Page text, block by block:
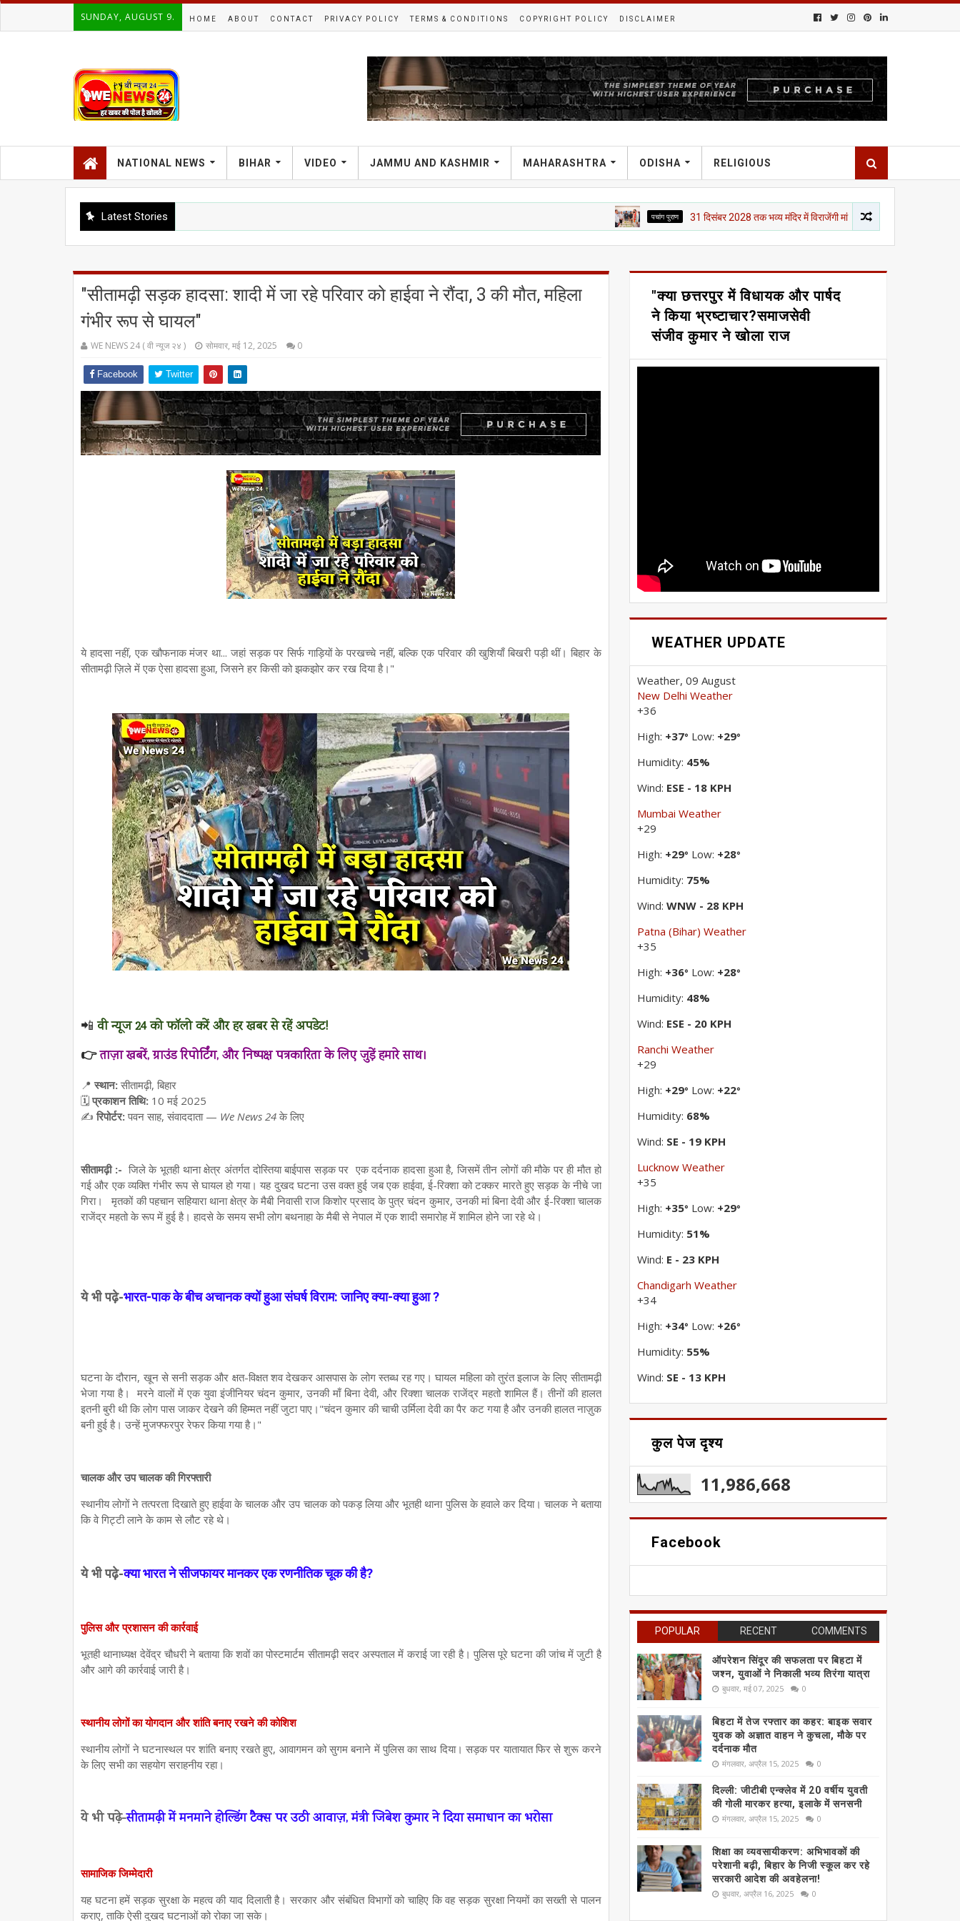
SUNDAY, AUGUST 9. HOME ABOUT CONTACT PRIVACY POLICY TERMS & CONDITIONS COPYRIGHT POLICY DISCLAIMER
NATIONAL NEWS BIHAR VIDEO JAMMU AND KASHMIR MAHARASHTRA ODISHA RELIGIOUS
Latest Stories पचांग पुराण 31 दिसंबर 2028 तक भव्य मंदिर में विराजेंगी मां जानकी, पुनौराधाम के विकास को मिलेगी नई
"सीतामढ़ी सड़क हादसा: शादी में जा रहे परिवार को हाईवा ने रौंदा, 3 की मौत, महिला
गंभीर रूप से घायल"
WE NEWS 24 ( वी न्यूज २४ ) सोमवार, मई 12, 2025 0
Facebook Twitter
ये हादसा नहीं, एक खौफनाक मंजर था... जहां सड़क पर सिर्फ गाड़ियों के परखच्चे नहीं, बल्कि एक परिवार की खुशियाँ बिखरी पड़ी थीं। बिहार के
सीतामढ़ी ज़िले में एक ऐसा हादसा हुआ, जिसने हर किसी को झकझोर कर रख दिया है।"
📲वी न्यूज 24 को फॉलो करें और हर खबर से रहें अपडेट!
👉ताज़ा खबरें, ग्राउंड रिपोर्टिंग, और निष्पक्ष पत्रकारिता के लिए जुड़ें हमारे साथ।
📍 स्थान: सीतामढ़ी, बिहार
🗓️ प्रकाशन तिथि: 10 मई 2025
✍️ रिपोर्टर: पवन साह, संवाददाता — We News 24 के लिए
सीतामढ़ी :- जिले के भूतही थाना क्षेत्र अंतर्गत दोस्तिया बाईपास सड़क पर एक दर्दनाक हादसा हुआ है, जिसमें तीन लोगों की मौके पर ही मौत हो
गई और एक व्यक्ति गंभीर रूप से घायल हो गया। यह दुखद घटना उस वक्त हुई जब एक हाईवा, ई-रिक्शा को टक्कर मारते हुए सड़क के नीचे जा
गिरा। मृतकों की पहचान सहियारा थाना क्षेत्र के मैबी निवासी राज किशोर प्रसाद के पुत्र चंदन कुमार, उनकी मां बिना देवी और ई-रिक्शा चालक
राजेंद्र महतो के रूप में हुई है। हादसे के समय सभी लोग बथनाहा के मैबी से नेपाल में एक शादी समारोह में शामिल होने जा रहे थे।
ये भी पढ़े-भारत-पाक के बीच अचानक क्यों हुआ संघर्ष विराम: जानिए क्या-क्या हुआ ?
घटना के दौरान, खून से सनी सड़क और क्षत-विक्षत शव देखकर आसपास के लोग स्तब्ध रह गए। घायल महिला को तुरंत इलाज के लिए सीतामढ़ी
भेजा गया है। मरने वालों में एक युवा इंजीनियर चंदन कुमार, उनकी माँ बिना देवी, और रिक्शा चालक राजेंद्र महतो शामिल हैं। तीनों की हालत
इतनी बुरी थी कि लोग पास जाकर देखने की हिम्मत नहीं जुटा पाए।"चंदन कुमार की चाची उर्मिला देवी का पैर कट गया है और उनकी हालत नाज़ुक
बनी हुई है। उन्हें मुजफ्फरपुर रेफर किया गया है।"
चालक और उप चालक की गिरफ्तारी
स्थानीय लोगों ने तत्परता दिखाते हुए हाईवा के चालक और उप चालक को पकड़ लिया और भूतही थाना पुलिस के हवाले कर दिया। चालक ने बताया
कि वे गिट्टी लाने के काम से लौट रहे थे।
ये भी पढ़े-क्या भारत ने सीजफायर मानकर एक रणनीतिक चूक की है?
पुलिस और प्रशासन की कार्रवाई
भूतही थानाध्यक्ष देवेंद्र चौधरी ने बताया कि शवों का पोस्टमार्टम सीतामढ़ी सदर अस्पताल में कराई जा रही है। पुलिस पूरे घटना की जांच में जुटी है
और आगे की कार्रवाई जारी है।
स्थानीय लोगों का योगदान और शांति बनाए रखने की कोशिश
स्थानीय लोगों ने घटनास्थल पर शांति बनाए रखते हुए, आवागमन को सुगम बनाने में पुलिस का साथ दिया। सड़क पर यातायात फिर से शुरू करने
के लिए सभी का सहयोग सराहनीय रहा।
ये भी पढ़े-सीतामढ़ी में मनमाने होल्डिंग टैक्स पर उठी आवाज़, मंत्री जिबेश कुमार ने दिया समाधान का भरोसा
सामाजिक जिम्मेदारी
यह घटना हमें सड़क सुरक्षा के महत्व की याद दिलाती है। सरकार और संबंधित विभागों को चाहिए कि वह सड़क सुरक्षा नियमों का सख्ती से पालन
कराए, ताकि ऐसी दुखद घटनाओं को रोका जा सके।
"क्या छत्तरपुर में विधायक और पार्षद
ने किया भ्रष्टाचार?समाजसेवी
संजीव कुमार ने खोला राज
WEATHER UPDATE
Weather, 09 August
New Delhi Weather
+36
High: +37° Low: +29°
Humidity: 45%
Wind: ESE - 18 KPH
Mumbai Weather
+29
High: +29° Low: +28°
Humidity: 75%
Wind:WNW - 28 KPH
Patna (Bihar) Weather
+35
High: +36° Low: +28°
Humidity: 48%
Wind: ESE - 20 KPH
Ranchi Weather
+29
High: +29° Low: +22°
Humidity: 68%
Wind: SE - 19 KPH
Lucknow Weather
+35
High: +35° Low: +29°
Humidity: 51%
Wind: E - 23 KPH
Chandigarh Weather
+34
High: +34° Low: +26°
Humidity: 55%
Wind: SE - 13 KPH
कुल पेज दृश्य
11,986,668
Facebook
POPULAR RECENT COMMENTS
ऑपरेशन सिंदूर की सफलता पर बिहटा में
जश्न, युवाओं ने निकाली भव्य तिरंगा यात्रा
बुधवार, मई 07, 2025 0
बिहटा में तेज रफ्तार का कहर: बाइक सवार
युवक को अज्ञात वाहन ने कुचला, मौके पर
दर्दनाक मौत
मंगलवार, अप्रैल 15, 2025 0
दिल्ली: जीटीबी एन्क्लेव में 20 वर्षीय युवती
की गोली मारकर हत्या, इलाके में सनसनी
मंगलवार, अप्रैल 15, 2025 0
शिक्षा का व्यवसायीकरण: अभिभावकों की
परेशानी बढ़ी, बिहार के निजी स्कूल कर रहे
सरकारी आदेश की अवहेलना!
बुधवार, अप्रैल 16, 2025 0